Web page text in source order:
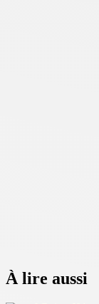
À lire aussi